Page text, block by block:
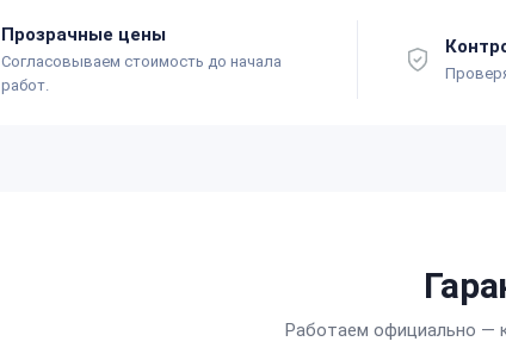
Прозрачные цены
Согласовываем стоимость до начала
работ.
Работаем официально —